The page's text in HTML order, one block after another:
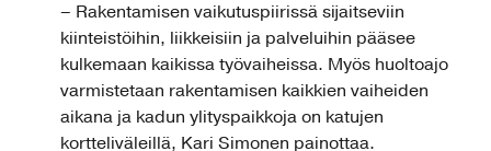
– Rakentamisen vaikutuspiirissä sijaitseviin
kiinteistöihin, liikkeisiin ja palveluihin pääsee
kulkemaan kaikissa työvaiheissa. Myös huoltoajo
varmistetaan rakentamisen kaikkien vaiheiden
aikana ja kadun ylityspaikkoja on katujen
kortteliväleillä, Kari Simonen painottaa.